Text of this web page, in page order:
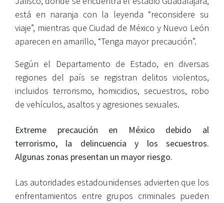
está en naranja con la leyenda “reconsidere su
viaje”, mientras que Ciudad de México y Nuevo León
aparecen en amarillo, “Tenga mayor precaución”.
Según el Departamento de Estado, en diversas
regiones del país se registran delitos violentos,
incluidos terrorismo, homicidios, secuestros, robo
de vehículos, asaltos y agresiones sexuales.
Extreme precaución en México debido al
terrorismo, la delincuencia y los secuestros.
Algunas zonas presentan un mayor riesgo.
Las autoridades estadounidenses advierten que los
enfrentamientos entre grupos criminales pueden